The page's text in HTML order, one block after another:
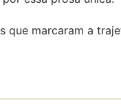
que marcaram a